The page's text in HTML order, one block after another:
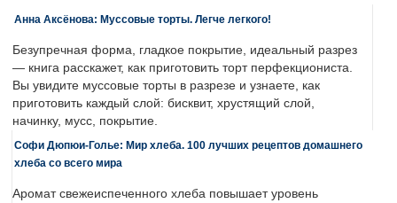
Анна Аксёнова: Муссовые торты. Легче легкого!
Безупречная форма, гладкое покрытие, идеальный разрез
— книга расскажет, как приготовить торт перфекциониста.
Вы увидите муссовые торты в разрезе и узнаете, как
приготовить каждый слой: бисквит, хрустящий слой,
начинку, мусс, покрытие.
Софи Дюпюи-Голье: Мир хлеба. 100 лучших рецептов домашнего
хлеба со всего мира
Аромат свежеиспеченного хлеба повышает уровень